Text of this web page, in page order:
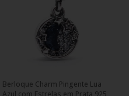
Berloque Charm Pingente Lua
Azul com Estrelas em Prata 925